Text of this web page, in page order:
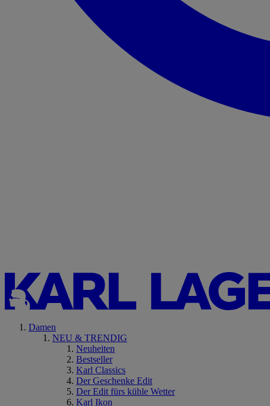
Damen
NEU & TRENDIG
Neuheiten
Bestseller
Karl Classics
Der Geschenke Edit
Der Edit fürs kühle Wetter
Karl Ikon